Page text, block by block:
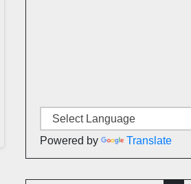
Powered by Translate